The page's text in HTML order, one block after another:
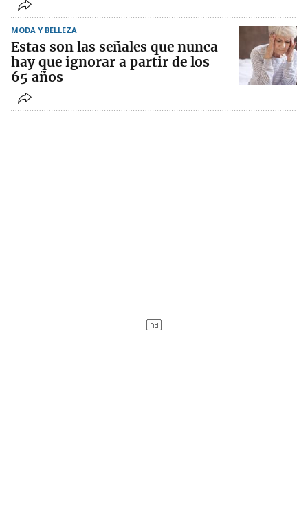
MODA Y BELLEZA
Estas son las señales que nunca
hay que ignorar a partir de los
65 años